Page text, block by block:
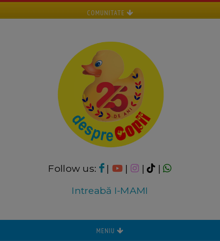
COMUNITATE
Follow us: | | |
|
Intreabă I-MAMI
MENIU